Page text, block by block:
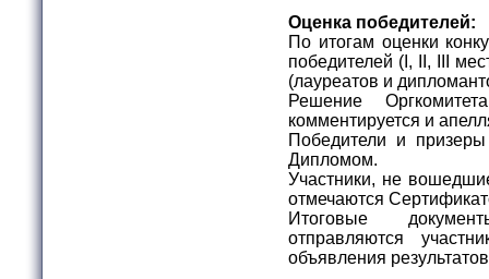
Оценка победителей:
По итогам оценки
победителей (I, II, III
(лауреатов и
Решение
комментируется и
Победители и
Дипломом.
Участники, не
отмечаются
Итоговые
отправляются
объявления